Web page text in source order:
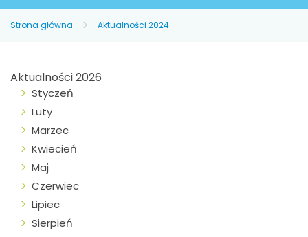
Strona główna Aktualności 2024
Aktualności 2026
Styczeń
Luty
Marzec
Kwiecień
Maj
Czerwiec
Lipiec
Sierpień